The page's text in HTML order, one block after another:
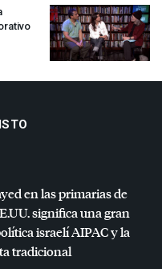
en las primarias de
significa una gran
israelíAIPACy la
tradicional